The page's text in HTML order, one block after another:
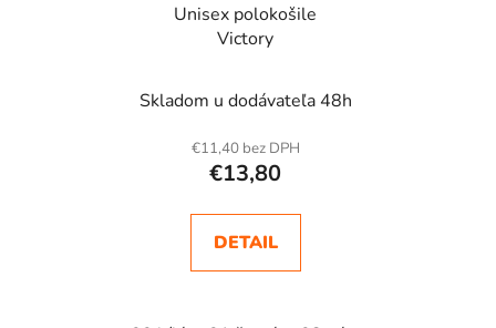
Unisex polokošile
Victory
Skladom u dodávateľa 48h
€11,40 bez DPH
€13,80
DETAIL